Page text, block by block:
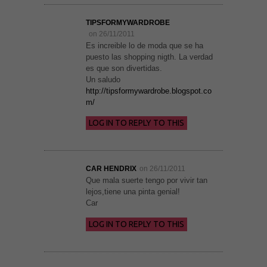
TIPSFORMYWARDROBE
on 26/11/2011
Es increible lo de moda que se ha
puesto las shopping nigth. La verdad
es que son divertidas.
Un saludo
http://tipsformywardrobe.blogspot.co
m/
LOG IN TO REPLY TO THIS
CAR HENDRIX on 26/11/2011
Que mala suerte tengo por vivir tan
lejos,tiene una pinta genial!
Car
LOG IN TO REPLY TO THIS